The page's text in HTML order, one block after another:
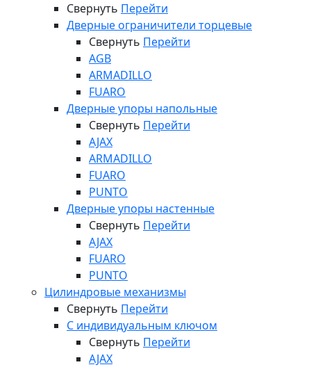
Свернуть Перейти
Дверные ограничители торцевые
Свернуть Перейти
AGB
ARMADILLO
FUARO
Дверные упоры напольные
Свернуть Перейти
AJAX
ARMADILLO
FUARO
PUNTO
Дверные упоры настенные
Свернуть Перейти
AJAX
FUARO
PUNTO
Цилиндровые механизмы
Свернуть Перейти
С индивидуальным ключом
Свернуть Перейти
AJAX